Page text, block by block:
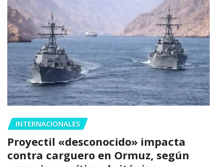
INTERNACIONALES
Proyectil «desconocido» impacta
contra carguero en Ormuz, según